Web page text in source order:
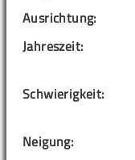
Ausrichtung:
Jahreszeit:
Schwierigkeit:
Neigung: